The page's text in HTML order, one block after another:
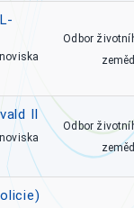
Odbor
II
Odbor